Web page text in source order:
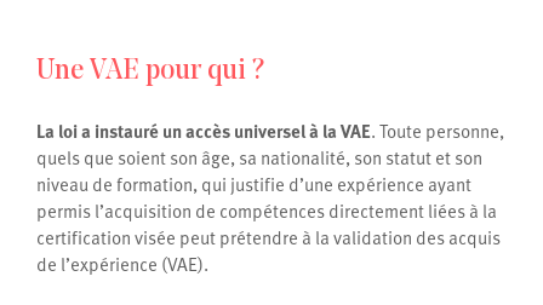
Une VAE pour qui ?
La loi a instauré un accès universel à la VAE. Toute personne,
quels que soient son âge, sa nationalité, son statut et son
niveau de formation, qui justifie d’une expérience ayant
permis l’acquisition de compétences directement liées à la
certification visée peut prétendre à la validation des acquis
de l’expérience (VAE).